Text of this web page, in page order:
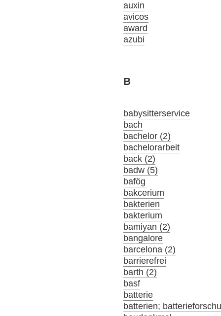
auxin
avicos
award
azubi
B
babysitterservice
bach
bachelor (2)
bachelorarbeit
back (2)
badw (5)
bafög
bakcerium
bakterien
bakterium
bamiyan (2)
bangalore
barcelona (2)
barrierefrei
barth (2)
basf
batterie
batterien;